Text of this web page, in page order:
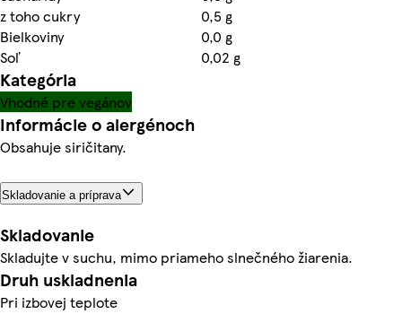
z toho cukry
0,5 g
Bielkoviny
0,0 g
Soľ
0,02 g
Kategória
Vhodné pre vegánov
Informácie o alergénoch
Obsahuje siričitany.
Skladovanie a príprava
Skladovanie
Skladujte v suchu, mimo priameho slnečného žiarenia.
Druh uskladnenia
Pri izbovej teplote